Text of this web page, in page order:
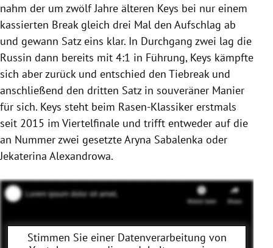
nahm der um zwölf Jahre älteren Keys bei nur einem
kassierten Break gleich drei Mal den Aufschlag ab
und gewann Satz eins klar. In Durchgang zwei lag die
Russin dann bereits mit 4:1 in Führung, Keys kämpfte
sich aber zurück und entschied den Tiebreak und
anschließend den dritten Satz in souveräner Manier
für sich. Keys steht beim Rasen-Klassiker erstmals
seit 2015 im Viertelfinale und trifft entweder auf die
an Nummer zwei gesetzte Aryna Sabalenka oder
Jekaterina Alexandrowa.
Stimmen Sie einer Datenverarbeitung von